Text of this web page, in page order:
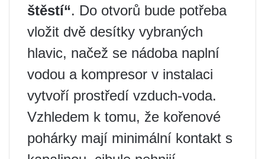
štěstí“. Do otvorů bude potřeba
vložit dvě desítky vybraných
hlavic, načež se nádoba naplní
vodou a kompresor v instalaci
vytvoří prostředí vzduch-voda.
Vzhledem k tomu, že kořenové
pohárky mají minimální kontakt s